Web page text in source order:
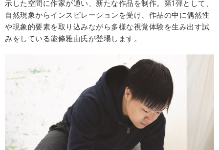
示した空間に作家が通い、新たな作品を制作。第1弾として、
自然現象からインスピレーションを受け、作品の中に偶然性
や現象的要素を取り込みながら多様な視覚体験を生み出す試
みをしている能條雅由氏が登場します。